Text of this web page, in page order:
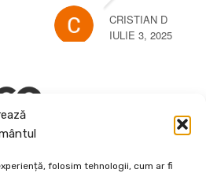
folosim tehnologii, cum ar fi